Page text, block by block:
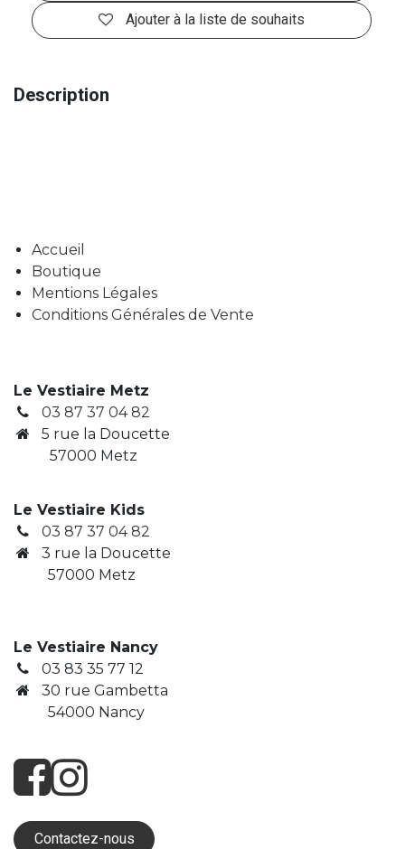
Ajouter à la liste de souhaits
Description
Accueil
Boutique
Mentions Légales
Conditions Générales de Vente
Le Vestiaire Metz
03 87 37 04 82
5 rue la Doucette
57000 Metz
Le Vestiaire Kids
03 87 37 04 82
3 rue la Doucette
​ 57000 Metz
Le Vestiaire Nancy
03 83 35 77 12
30 rue Gambetta
​ 54000 Nancy
Contactez-nous